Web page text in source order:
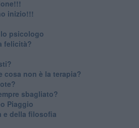
inizio!!!
psicologo
felicità?
cosa non è la terapia?
sbagliato?
Piaggio
e della filosofia